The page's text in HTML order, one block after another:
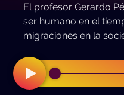
El profesor Gerardo
ser humano en el
migraciones en la